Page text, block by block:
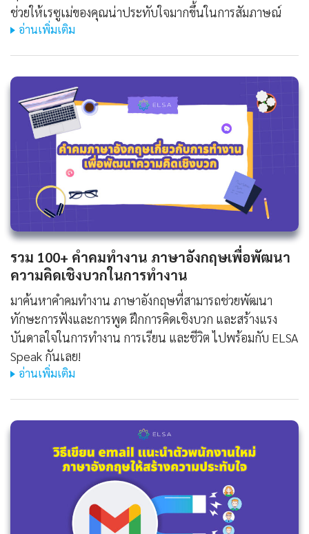
ช่วยให้เรซูเม่ของคุณน่าประทับใจมากขึ้นในการสัมภาษณ์
อ่านเพิ่มเติม
รวม 100+ คําคมทํางาน ภาษาอังกฤษเพื่อพัฒนา
ความคิดเชิงบวกในการทำงาน
มาค้นหาคําคมทํางาน ภาษาอังกฤษที่สามารถช่วยพัฒนา
ทักษะการฟังและการพูด ฝึกการคิดเชิงบวก และสร้างแรง
บันดาลใจในการทำงาน การเรียน และชีวิต ไปพร้อมกับ ELSA
Speak กันเลย!
อ่านเพิ่มเติม